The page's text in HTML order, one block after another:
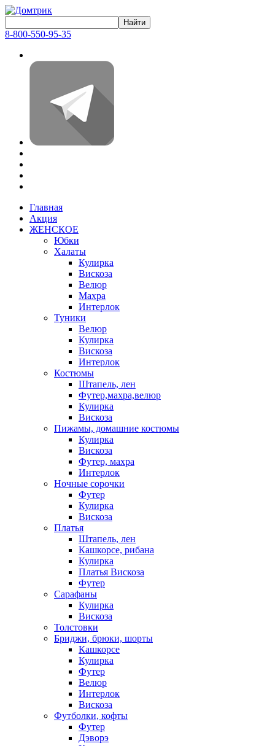
8-800-550-95-35
Главная
Акция
ЖЕНСКОЕ
Юбки
Халаты
Кулирка
Вискоза
Велюр
Махра
Интерлок
Туники
Велюр
Кулирка
Вискоза
Интерлок
Костюмы
Штапель, лен
Футер,махра,велюр
Кулирка
Вискоза
Пижамы, домашние костюмы
Кулирка
Вискоза
Футер, махра
Интерлок
Ночные сорочки
Футер
Кулирка
Вискоза
Платья
Штапель, лен
Кашкорсе, рибана
Кулирка
Платья Вискоза
Футер
Сарафаны
Кулирка
Вискоза
Толстовки
Бриджи, брюки, шорты
Кашкорсе
Кулирка
Футер
Велюр
Интерлок
Вискоза
Футболки, кофты
Футер
Дэворэ